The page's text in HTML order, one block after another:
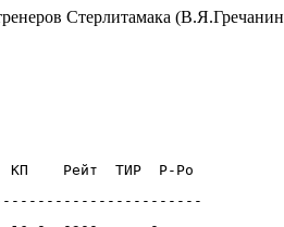
Стерлитамака
КП Рейт ТИР Р- Ро